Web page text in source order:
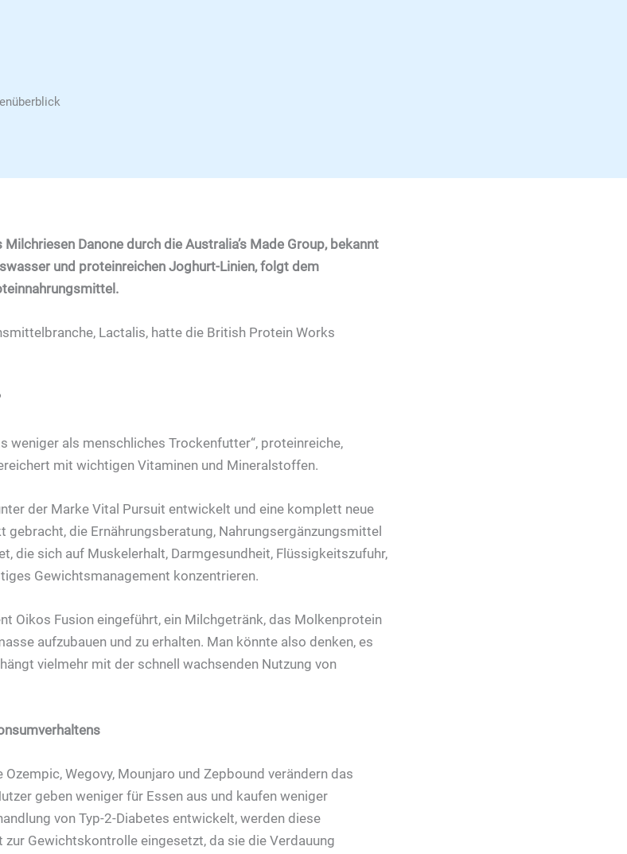
Danone durch die Australia’s Made Group, bekannt
und proteinreichen Joghurt-Linien, folgt dem
Lactalis, hatte die British Protein Works
weniger als menschliches Trockenfutter“, proteinreiche,
mit wichtigen Vitaminen und Mineralstoffen.
der Marke Vital Pursuit entwickelt und eine komplett neue
die Ernährungsberatung, Nahrungsergänzungsmittel
die sich auf Muskelerhalt, Darmgesundheit, Flüssigkeitszufuhr,
Gewichtsmanagement konzentrieren.
Oikos Fusion eingeführt, ein Milchgetränk, das Molkenprotein
aufzubauen und zu erhalten. Man könnte also denken, es
vielmehr mit der schnell wachsenden Nutzung von
Wegovy, Mounjaro und Zepbound verändern das
geben weniger für Essen aus und kaufen weniger
von Typ-2-Diabetes entwickelt, werden diese
Gewichtskontrolle eingesetzt, da sie die Verdauung